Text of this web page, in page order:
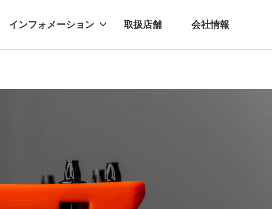
インフォメーション 取扱店舗 会社情報